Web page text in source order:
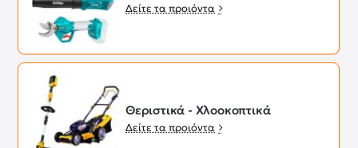
Δείτε τα προιόντα
Θεριστικά - Χλοοκοπτικά
Δείτε τα προιόντα